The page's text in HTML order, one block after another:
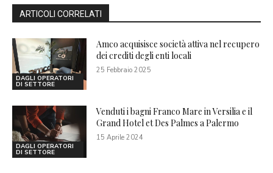
ARTICOLI CORRELATI
DAGLI OPERATORI
DI SETTORE
Amco acquisisce società attiva nel recupero
dei crediti degli enti locali
25 Febbraio 2025
DAGLI OPERATORI
DI SETTORE
Venduti i bagni Franco Mare in Versilia e il
Grand Hotel et Des Palmes a Palermo
15 Aprile 2024